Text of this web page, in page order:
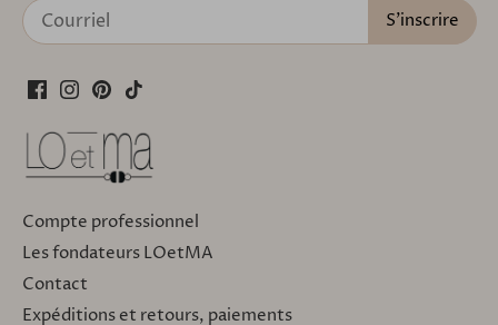
Compte professionnel
Les fondateurs LOetMA
Contact
Expéditions et retours, paiements